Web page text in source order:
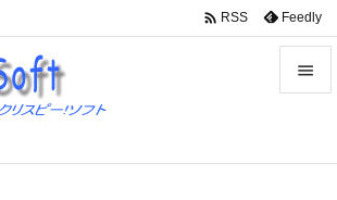


 RSS Feedly